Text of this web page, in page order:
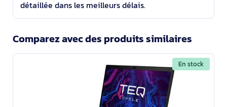
détaillée dans les meilleurs délais.
Comparez avec des produits similaires
En stock